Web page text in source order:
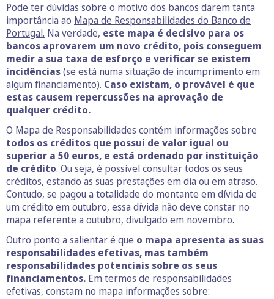
Pode ter dúvidas sobre o motivo dos bancos darem tanta
importância ao Mapa de Responsabilidades do Banco de
Portugal. Na verdade, este mapa é decisivo para os
bancos aprovarem um novo crédito, pois conseguem
medir a sua taxa de esforço e verificar se existem
incidências(se está numa situação de incumprimento em
algum financiamento). Caso existam, o provável é que
estas causem repercussões na aprovação de
qualquer crédito.
O Mapa de Responsabilidades contém informações sobre
todos os créditos que possui de valor igual ou
superior a 50 euros, e está ordenado por instituição
de crédito. Ou seja, é possível consultar todos os seus
créditos, estando as suas prestações em dia ou em atraso.
Contudo, se pagou a totalidade do montante em dívida de
um crédito em outubro, essa dívida não deve constar no
mapa referente a outubro, divulgado em novembro.
Outro ponto a salientar é que o mapa apresenta as suas
responsabilidades efetivas, mas também
responsabilidades potenciais sobre os seus
financiamentos. Em termos de responsabilidades
efetivas, constam no mapa informações sobre: